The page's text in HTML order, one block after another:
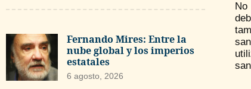
Fernando Mires: Entre la
nube global y los imperios
estatales
6 agosto, 2026